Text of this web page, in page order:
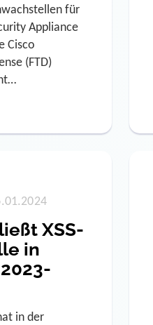
für
Appliance
Cisco
(FTD)
XSS-
in
in der